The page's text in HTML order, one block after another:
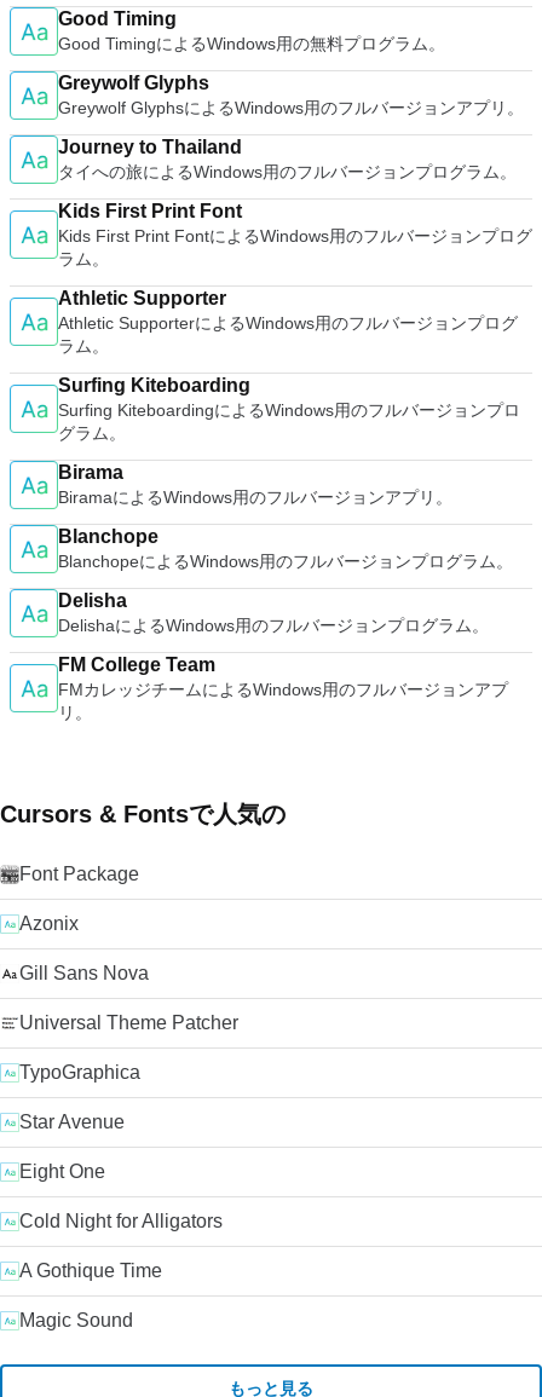
Windows 10. By utilizing an app like this, you'll get to try out
all of Windows 10's new features in a safe sandboxed
environment, without the need to install the OS natively.
VMware Workstation Pro doesn't just support Microsofts OS,
you can also install Linux VMs, including Ubuntu, Red Hat,
Fedora, and lots of other distributions as well. Overall,
Workstation Pro offers high performance, strong reliability,
and cutting edge features that make it stand out from the
crowd. The full version is a little pricey, but you do get what
you pay for.
レーティングシステムのサポート。 USB 2.0デバイスのサポー
ト。 起動時にアプライアンス情報を取得します。 直感的なホ
ームページインターフェイスを介して仮想マシンに簡単にアク
セスできます。 VMware Playerは、Microsoft Virtual Server仮
想マシンまたはMicrosoft Virtual PC仮想マシンもサポートして
Good Timing
Good TimingによるWindows用の無料プログラム。
Greywolf Glyphs
Greywolf GlyphsによるWindows用のフルバージョンアプリ。
Journey to Thailand
タイへの旅によるWindows用のフルバージョンプログラム。
Kids First Print Font
Kids First Print FontによるWindows用のフルバージョンプログ
ラム。
Athletic Supporter
Athletic SupporterによるWindows用のフルバージョンプログ
ラム。
Surfing Kiteboarding
Surfing KiteboardingによるWindows用のフルバージョンプロ
グラム。
Birama
BiramaによるWindows用のフルバージョンアプリ。
Blanchope
BlanchopeによるWindows用のフルバージョンプログラム。
Delisha
DelishaによるWindows用のフルバージョンプログラム。
FM College Team
FMカレッジチームによるWindows用のフルバージョンアプ
リ。
Cursors & Fontsで人気の
Font Package
Azonix
Gill Sans Nova
Universal Theme Patcher
TypoGraphica
Star Avenue
Eight One
Cold Night for Alligators
A Gothique Time
Magic Sound
もっと見る